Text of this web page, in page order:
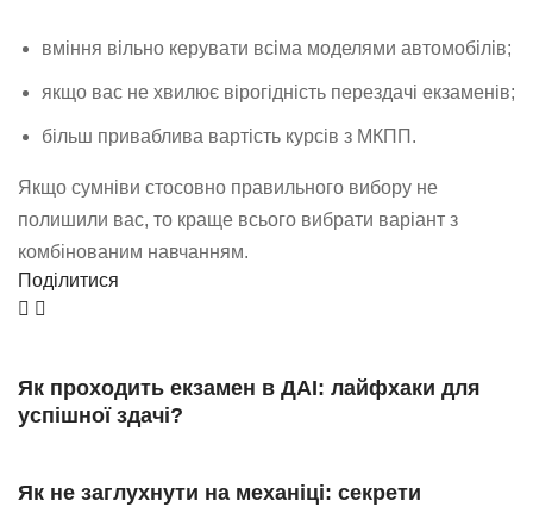
вміння вільно керувати всіма моделями автомобілів;
якщо вас не хвилює вірогідність перездачі екзаменів;
більш приваблива вартість курсів з МКПП.
Якщо сумніви стосовно правильного вибору не
полишили вас, то краще всього вибрати варіант з
комбінованим навчанням.
Поділитися
Як проходить екзамен в ДАІ: лайфхаки для
успішної здачі?
Як не заглухнути на механіці: секрети